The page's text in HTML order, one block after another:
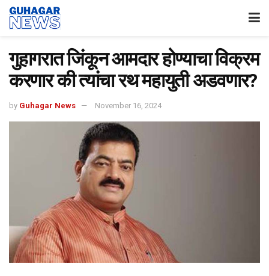
गुहागरात जिंकून आमदार होण्याचा विक्रम
करणार की त्यांचा रथ महायुती अडवणार?
by Guhagar News November 16, 2024